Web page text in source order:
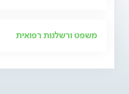
משפט ורשלנות רפואית